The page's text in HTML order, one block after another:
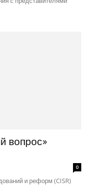
вопрос»
0
и реформ (CISR)